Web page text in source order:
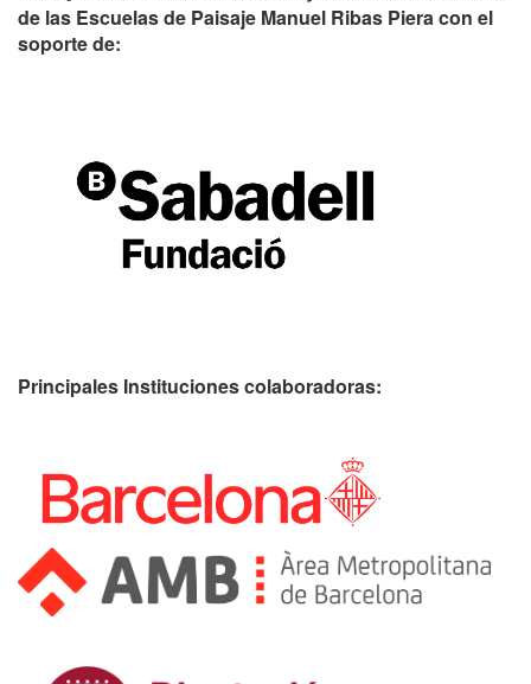
de las Escuelas de Paisaje Manuel Ribas Piera con el
soporte de:
Principales Instituciones colaboradoras: